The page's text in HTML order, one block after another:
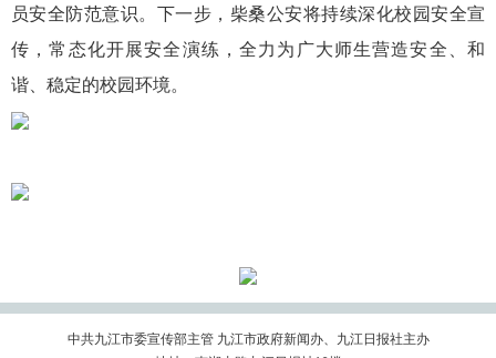
员安全防范意识。下一步，柴桑公安将持续深化校园安全宣
传，常态化开展安全演练，全力为广大师生营造安全、和
谐、稳定的校园环境。
中共九江市委宣传部主管 九江市政府新闻办、九江日报社主办